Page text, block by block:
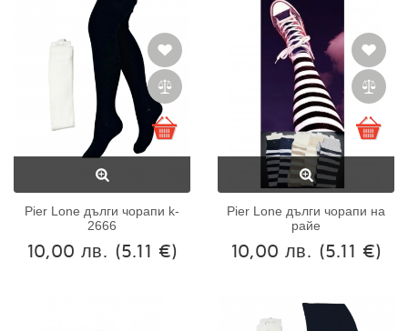
Pier Lone дълги чорапи k-
2666
10,00 лв. (5.11 €)
Pier Lone дълги чорапи на
райе
10,00 лв. (5.11 €)